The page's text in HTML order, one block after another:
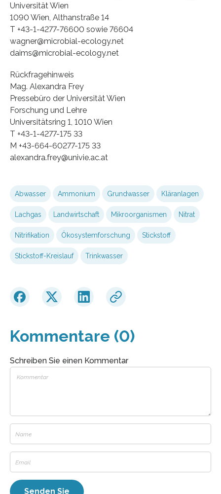
Universität Wien
1090 Wien, Althanstraße 14
T +43-1-4277-76600 sowie 76604
wagner@microbial-ecology.net
daims@microbial-ecology.net
Rückfragehinweis
Mag. Alexandra Frey
Pressebüro der Universität Wien
Forschung und Lehre
Universitätsring 1, 1010 Wien
T +43-1-4277-175 33
M +43-664-60277-175 33
alexandra.frey@univie.ac.at
Abwasser Ammonium Grundwasser Kläranlagen
Lachgas Landwirtschaft Mikroorganismen Nitrat
Nitrifikation Ökosystemforschung Stickstoff
Stickstoff-Kreislauf Trinkwasser
Kommentare (0)
Schreiben Sie einen Kommentar